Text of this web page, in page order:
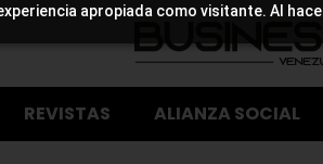
apropiada como visitante. Al
REVISTAS ALIANZA SOCIAL